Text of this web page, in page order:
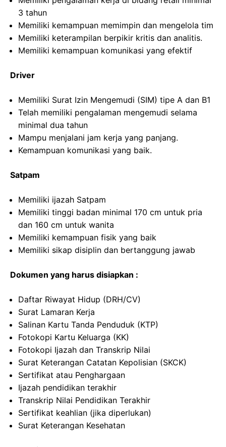
3 tahun
Memiliki kemampuan memimpin dan mengelola tim
Memiliki keterampilan berpikir kritis dan analitis.
Memiliki kemampuan komunikasi yang efektif
Driver
Memiliki Surat Izin Mengemudi (SIM) tipe A dan B1
Telah memiliki pengalaman mengemudi selama
minimal dua tahun
Mampu menjalani jam kerja yang panjang.
Kemampuan komunikasi yang baik.
Satpam
Memiliki ijazah Satpam
Memiliki tinggi badan minimal 170 cm untuk pria
dan 160 cm untuk wanita
Memiliki kemampuan fisik yang baik
Memiliki sikap disiplin dan bertanggung jawab
Dokumen yang harus disiapkan :
Daftar Riwayat Hidup (DRH/CV)
Surat Lamaran Kerja
Salinan Kartu Tanda Penduduk (KTP)
Fotokopi Kartu Keluarga (KK)
Fotokopi Ijazah dan Transkrip Nilai
Surat Keterangan Catatan Kepolisian (SKCK)
Sertifikat atau Penghargaan
Ijazah pendidikan terakhir
Transkrip Nilai Pendidikan Terakhir
Sertifikat keahlian (jika diperlukan)
Surat Keterangan Kesehatan